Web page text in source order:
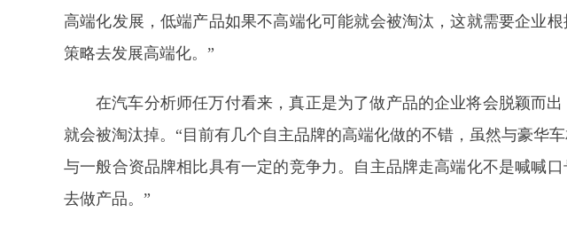
高端化发展，低端产品如果不高端化可能就会被淘汰，这就需要企业
策略去发展高端化。”
在汽车分析师任万付看来，真正是为了做产品的企业将会脱颖而
就会被淘汰掉。“目前有几个自主品牌的高端化做的不错，虽然与豪华
与一般合资品牌相比具有一定的竞争力。自主品牌走高端化不是喊喊
去做产品。”